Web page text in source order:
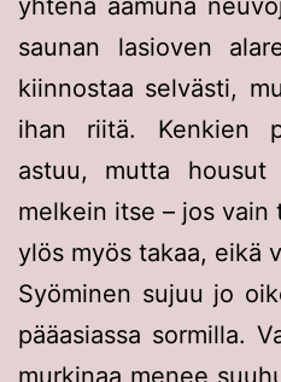
saunan lasioven
kiinnostaa selvästi,
ihan riitä. Kenkien
astuu, mutta
melkein itse – jos vain
ylös myös takaa, eikä
Syöminen sujuu jo
pääasiassa sormilla.
murkinaa menee